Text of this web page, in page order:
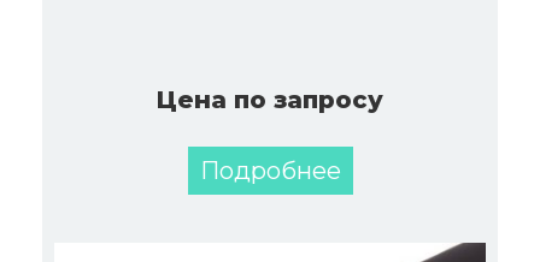
Цена по запросу
Подробнее